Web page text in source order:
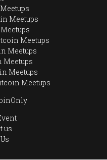
Meetups
Meetups
Meetups
Meetups
Meetups
Meetups
us